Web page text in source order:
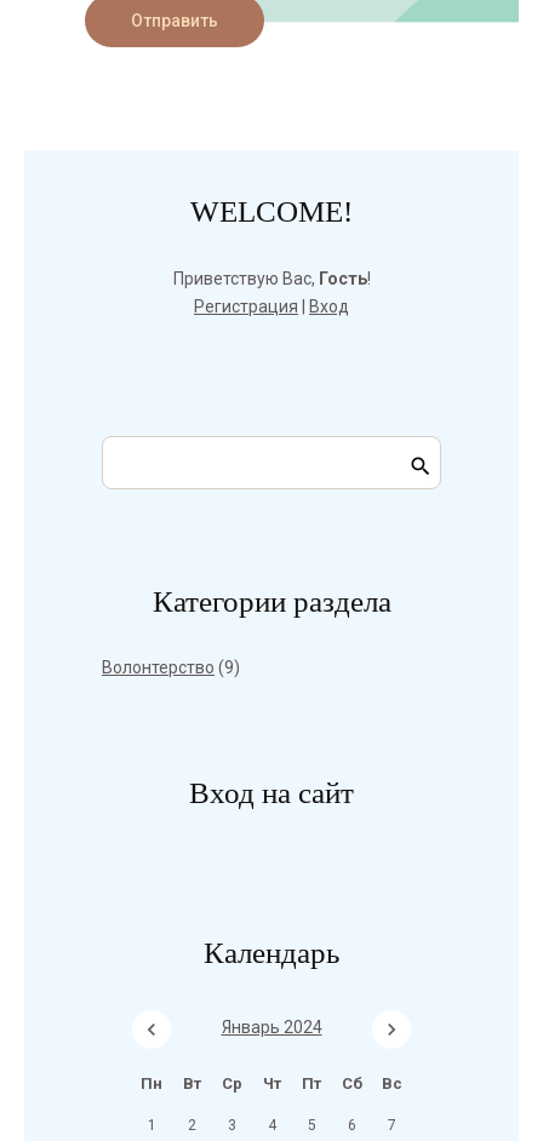
Отправить
WELCOME!
Приветствую Вас, Гость!
Регистрация
Вход
Категории раздела
Волонтерство (9)
Вход на сайт
Календарь
Январь 2024
Пн Вт Ср Чт Пт Сб Вс
1 2 3 4 5 6 7